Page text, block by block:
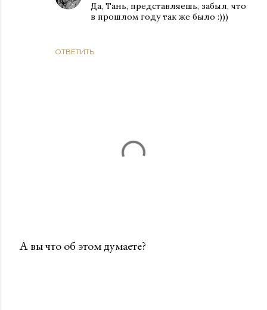
ОТВЕТИТЬ
Да, Тань, представляешь, забыл, что
в прошлом году так же было :)))
А вы что об этом думаете?